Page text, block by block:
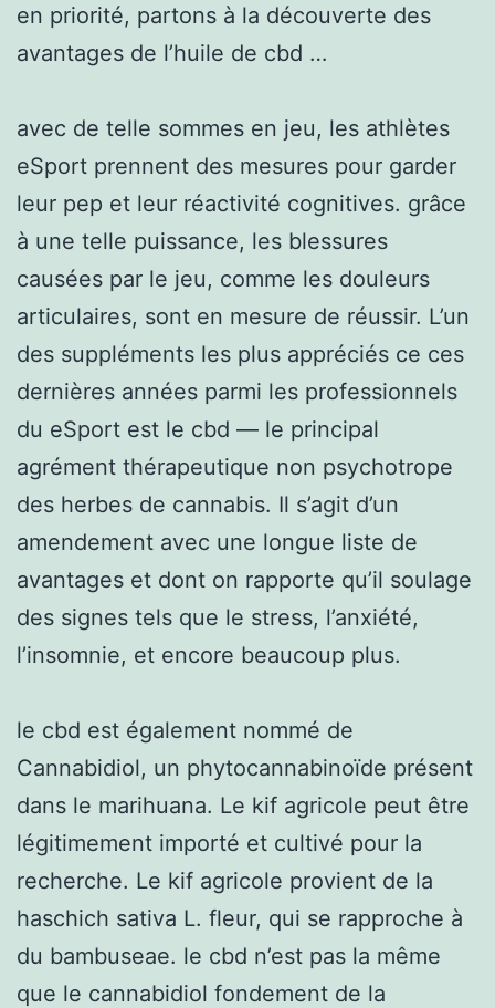
en priorité, partons à la découverte des
avantages de l’huile de cbd …
avec de telle sommes en jeu, les athlètes
eSport prennent des mesures pour garder
leur pep et leur réactivité cognitives. grâce
à une telle puissance, les blessures
causées par le jeu, comme les douleurs
articulaires, sont en mesure de réussir. L’un
des suppléments les plus appréciés ce ces
dernières années parmi les professionnels
du eSport est le cbd — le principal
agrément thérapeutique non psychotrope
des herbes de cannabis. Il s’agit d’un
amendement avec une longue liste de
avantages et dont on rapporte qu’il soulage
des signes tels que le stress, l’anxiété,
l’insomnie, et encore beaucoup plus.
le cbd est également nommé de
Cannabidiol, un phytocannabinoïde présent
dans le marihuana. Le kif agricole peut être
légitimement importé et cultivé pour la
recherche. Le kif agricole provient de la
haschich sativa L. fleur, qui se rapproche à
du bambuseae. le cbd n’est pas la même
que le cannabidiol fondement de la